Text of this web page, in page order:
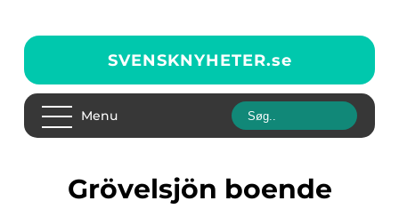
SVENSKNYHETER.se
Menu
Grövelsjön boende